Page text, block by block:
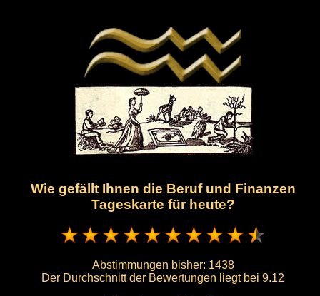
Wie gefällt Ihnen die Beruf und Finanzen
Tageskarte für heute?
Abstimmungen bisher: 1438
Der Durchschnitt der Bewertungen liegt bei 9.12